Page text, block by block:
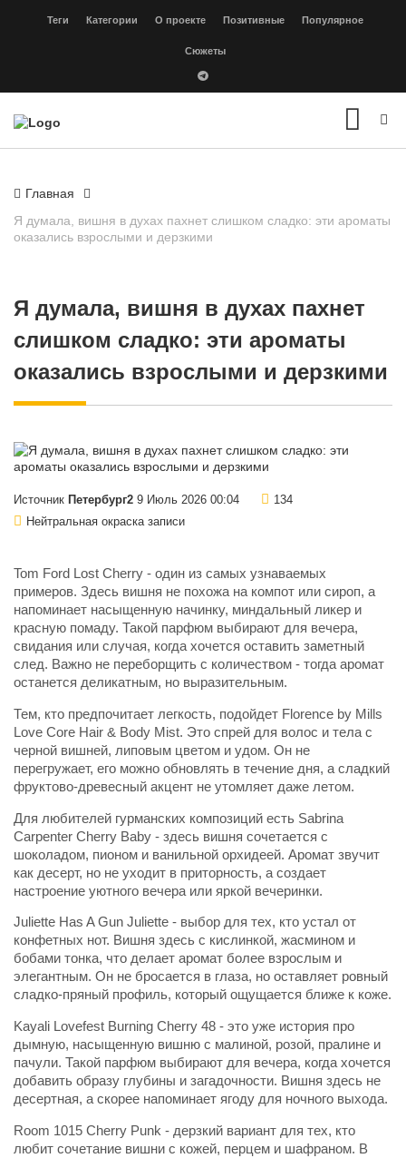
Теги Категории О проекте Позитивные Популярное
Сюжеты
Главная
Я думала, вишня в духах пахнет слишком сладко: эти ароматы
оказались взрослыми и дерзкими
Я думала, вишня в духах пахнет
слишком сладко: эти ароматы
оказались взрослыми и дерзкими
Источник Петербург2 9 Июль 2026 00:04
134
Нейтральная окраска записи
Tom Ford Lost Cherry - один из самых узнаваемых
примеров. Здесь вишня не похожа на компот или сироп, а
напоминает насыщенную начинку, миндальный ликер и
красную помаду. Такой парфюм выбирают для вечера,
свидания или случая, когда хочется оставить заметный
след. Важно не переборщить с количеством - тогда аромат
останется деликатным, но выразительным.
Тем, кто предпочитает легкость, подойдет Florence by Mills
Love Core Hair & Body Mist. Это спрей для волос и тела с
черной вишней, липовым цветом и удом. Он не
перегружает, его можно обновлять в течение дня, а сладкий
фруктово-древесный акцент не утомляет даже летом.
Для любителей гурманских композиций есть Sabrina
Carpenter Cherry Baby - здесь вишня сочетается с
шоколадом, пионом и ванильной орхидеей. Аромат звучит
как десерт, но не уходит в приторность, а создает
настроение уютного вечера или яркой вечеринки.
Juliette Has A Gun Juliette - выбор для тех, кто устал от
конфетных нот. Вишня здесь с кислинкой, жасмином и
бобами тонка, что делает аромат более взрослым и
элегантным. Он не бросается в глаза, но оставляет ровный
сладко-пряный профиль, который ощущается ближе к коже.
Kayali Lovefest Burning Cherry 48 - это уже история про
дымную, насыщенную вишню с малиной, розой, пралине и
пачули. Такой парфюм выбирают для вечера, когда хочется
добавить образу глубины и загадочности. Вишня здесь не
десертная, а скорее напоминает ягоду для ночного выхода.
Room 1015 Cherry Punk - дерзкий вариант для тех, кто
любит сочетание вишни с кожей, перцем и шафраном. В